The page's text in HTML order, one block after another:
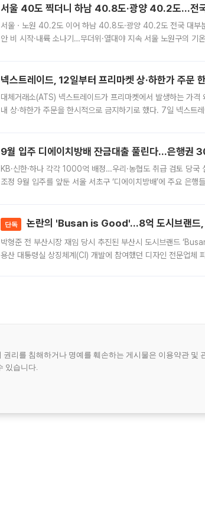
서울 40도 찍더니 하남 40.8도·광양 40.2도…전
서울ㆍ노원 40.2도 이어 하남 40.8도·광양 40.2도 전국 대부
안 비 시작·내륙 소나기…무더위·열대야 지속 서울 노원구의
넥스트레이드, 12일부터 프리마켓 상·하한가 주문
대체거래소(ATS) 넥스트레이드가 프리마켓에서 발생하는 가
내 상·하한가 주문을 한시적으로 금지하기로 했다. 7일 넥스트
9월 입주 디에이치방배 잔금대출 풀린다…은행권
KB·신한·하나 각각 1000억 배정…우리·농협도 취급 검토 당
조정 9월 입주를 앞둔 서울 서초구 ‘디에이치방배’에 주요 은
단독 논란의 'Busan is Good'…8억 도시브랜드,
박형준 전 부산시장 재임 당시 추진된 부산시 도시브랜드
용산 대통령실 상징체계(CI) 개발에 참여했던 디자인 전문업체